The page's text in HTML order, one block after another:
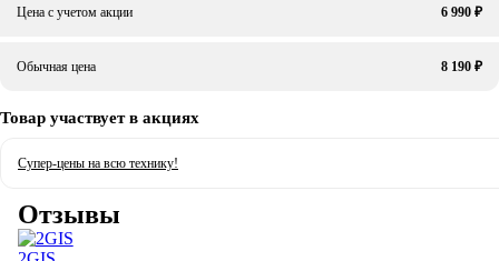
Цена с учетом акции 6 990 ₽
Обычная цена 8 190 ₽
Товар участвует в акциях
Супер-цены на всю технику!
Отзывы